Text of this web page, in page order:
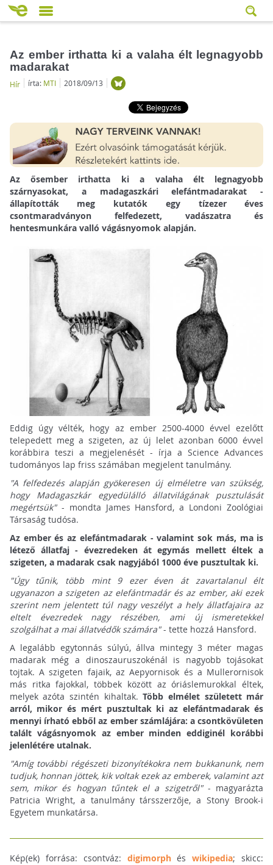
Az ember irthatta ki a valaha élt legnagyobb
madarakat
Hír írta: MTI 2018/09/13
Az ősember irthatta ki a valaha élt legnagyobb
szárnyasokat, a madagaszkári elefántmadarakat -
állapították meg kutatók egy tízezer éves
csontmaradványon felfedezett, vadászatra és
hentesmunkára valló vágásnyomok alapján.
Eddig úgy vélték, hogy az ember 2500-4000 évvel ezelőtt
telepedett meg a szigeten, az új lelet azonban 6000 évvel
korábbira teszi a megjelenését - írja a Science Advances
tudományos lap friss számában megjelent tanulmány.
"A felfedezés alapján gyökeresen új elméletre van szükség,
hogy Madagaszkár egyedülálló állatvilágának pusztulását
megértsük"- mondta James Hansford, a Londoni Zoológiai
Társaság tudósa.
Az ember és az elefántmadarak - valamint sok más, ma is
létező állatfaj - évezredeken át egymás mellett éltek a
szigeten, a madarak csak nagyjából 1000 éve pusztultak ki.
"Úgy tűnik, több mint 9 ezer éven át zavartalanul élt
ugyanazon a szigeten az elefántmadár és az ember, aki ezek
szerint nem jelentett túl nagy veszélyt a hely állatfajaira az
eltelt évezredek nagy részében, ami új ismeretekkel
szolgálhat a mai állatvédők számára"- tette hozzá Hansford.
A legalább egytonnás súlyú, állva mintegy 3 méter magas
madarak még a dinoszauruszokénál is nagyobb tojásokat
tojtak. A szigeten fajaik, az Aepyornisok és a Mullerornisok
más ritka fajokkal, többek között az óriáslemurokkal éltek,
melyek azóta szintén kihaltak.Több elmélet született már
arról, mikor és mért pusztultak ki az elefántmadarak és
mennyi írható ebből az ember számlájára: a csontkövületen
talált vágásnyomok az ember minden eddiginél korábbi
jelenlétére utalnak.
"Amíg további régészeti bizonyítékokra nem bukkanunk, nem
tudjuk, honnan jöttek, kik voltak ezek az emberek, valamint azt
sem, mikor és hogyan tűntek el a szigetről"- magyarázta
Patricia Wright, a tanulmány társszerzője, a Stony Brook-i
Egyetem munkatársa.
Kép(ek) forrása: csontváz: digimorphéswikipedia; skicc: